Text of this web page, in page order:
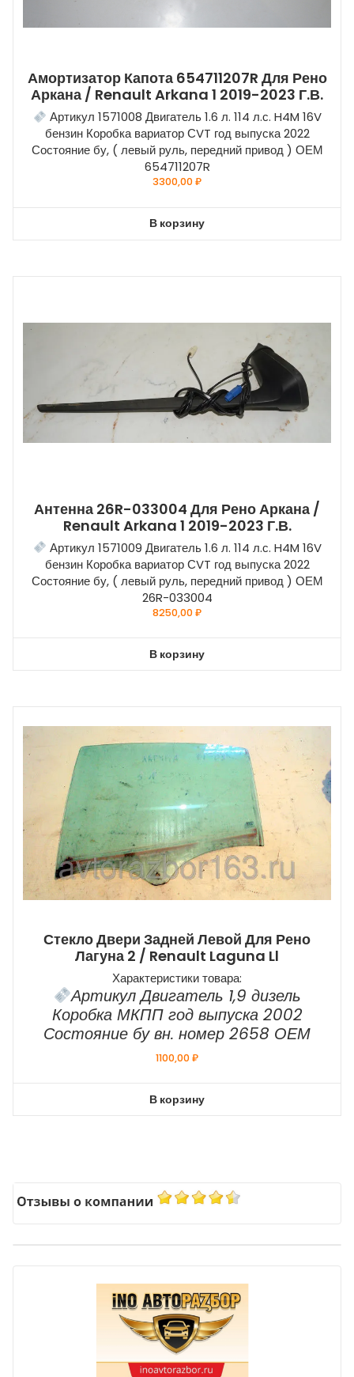
Амортизатор Капота 654711207R Для Рено
Аркана / Renault Arkana 1 2019-2023 Г.в.
Артикул 1571008 Двигатель 1.6 л. 114 л.с. H4M 16V
бензин Коробка вариатор СVT год выпуска 2022
Состояние бу, ( левый руль, передний привод ) ОЕМ
654711207R
3300,00₽
В корзину
Антенна 26R-033004 Для Рено Аркана /
Renault Arkana 1 2019-2023 Г.в.
Артикул 1571009 Двигатель 1.6 л. 114 л.с. H4M 16V
бензин Коробка вариатор СVT год выпуска 2022
Состояние бу, ( левый руль, передний привод ) ОЕМ
26R-033004
8250,00₽
В корзину
Стекло Двери Задней Левой Для Рено
Лагуна 2 / Renault Laguna Ll
Характеристики товара:
Артикул Двигатель 1,9 дизель
Коробка МКПП год выпуска 2002
Состояние бу вн. номер 2658 ОЕМ
1100,00₽
В корзину